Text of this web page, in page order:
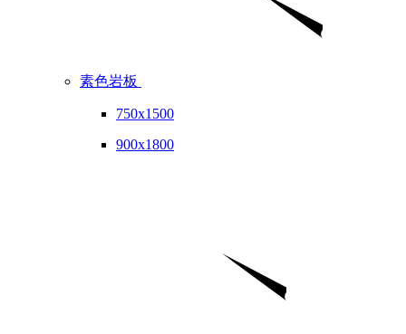
素色岩板
750x1500
900x1800